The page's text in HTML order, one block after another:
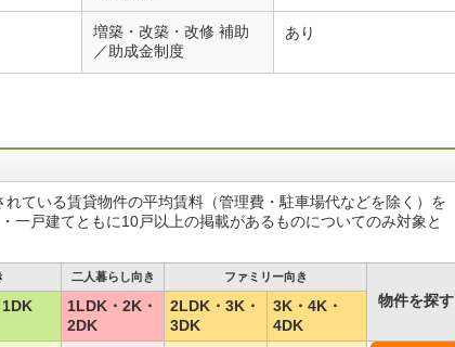
増築・改築・改修 補助
／助成金制度
あり
ている賃貸物件の平均賃料（管理費・駐車場代などを除く）を
一戸建てともに10戸以上の掲載があるものについてのみ対象と
二人暮らし向き ファミリー向き
物件を探す
1LDK・2K・
2DK
2LDK・3K・
3DK
3K・4K・
4DK